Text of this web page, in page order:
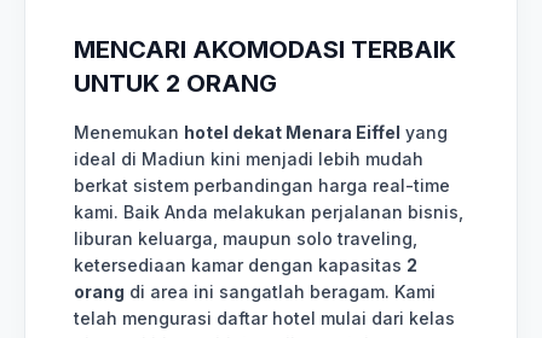
MENCARI AKOMODASI TERBAIK
UNTUK 2 ORANG
Menemukan hotel dekat Menara Eiffel yang
ideal di Madiun kini menjadi lebih mudah
berkat sistem perbandingan harga real-time
kami. Baik Anda melakukan perjalanan bisnis,
liburan keluarga, maupun solo traveling,
ketersediaan kamar dengan kapasitas 2
orang di area ini sangatlah beragam. Kami
telah mengurasi daftar hotel mulai dari kelas